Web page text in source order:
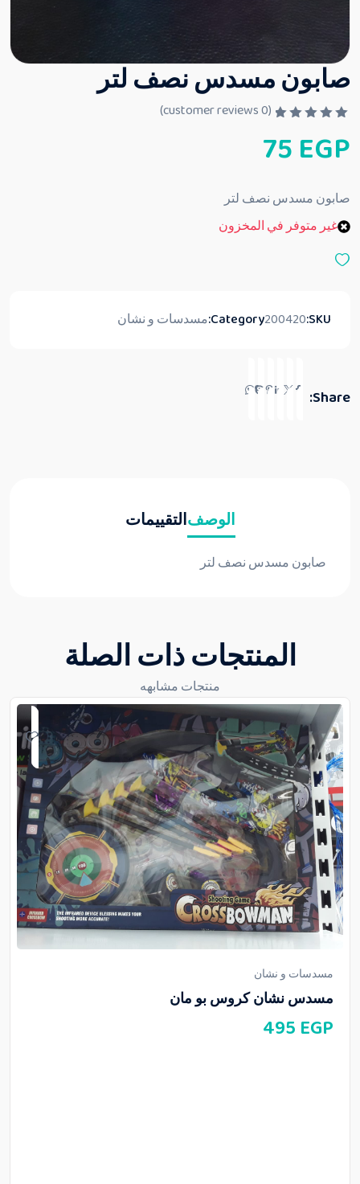
صابون مسدس نصف لتر
م
ا
ي
م
ن
(
0
75EGP
صابون مسدس نصف لتر
غير متوفر في المخزون
SKU:
200420
Category: مسدسات و نشان
Share:
الوصفالتقييمات
صابون مسدس نصف لتر
المنتجات ذات الصلة
منتجات مشابهه
مسدسات و نشان
مسدس نشان كروس بو مان
495 EGP